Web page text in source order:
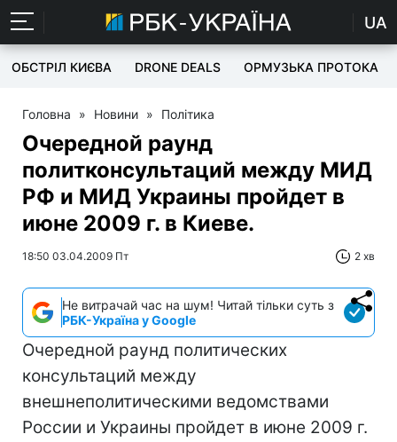
UA
ОБСТРІЛ КИЄВА DRONE DEALS ОРМУЗЬКА ПРОТОКА
Головна » Новини » Політика
Очередной раунд
политконсультаций между МИД
РФ и МИД Украины пройдет в
июне 2009 г. в Киеве.
18:50 03.04.2009 Пт 2 хв
Не витрачай час на шум! Читай тільки суть з
РБК-Україна у Google
Очередной раунд политических
консультаций между
внешнеполитическими ведомствами
России и Украины пройдет в июне 2009 г.